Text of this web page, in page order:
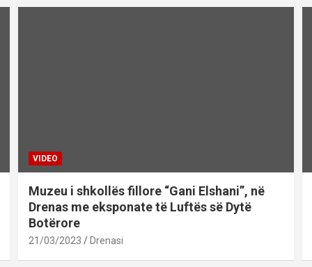
VIDEO
Muzeu i shkollës fillore “Gani Elshani”, në
Drenas me eksponate të Luftës së Dytë
Botërore
21/03/2023 Drenasi